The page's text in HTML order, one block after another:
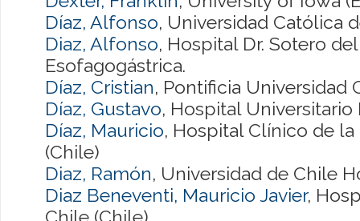
Díaz, Alfonso, Universidad Católica
Diaz, Alfonso, Hospital Dr. Sotero
Esofagogástrica.
Díaz, Cristian, Pontificia Universidad
Díaz, Gustavo, Hospital Universitario
Díaz, Mauricio, Hospital Clínico de
(Chile)
Diaz, Ramón, Universidad de Chile
Diaz Beneventi, Mauricio Javier,